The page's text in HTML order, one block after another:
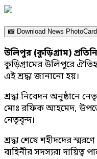
📸 Download News PhotoCard
উলিপুর (কুড়িগ্রাম)
কুড়িগ্রামের উলিপুরে
এই শ্রদ্ধা জানানো হয়।
শ্রদ্ধা নিবেদন অনুষ্ঠানে
মোঃ রফিক আহমেদ,
নেতৃবৃন্দ।
শ্রদ্ধা শেষে শহীদদের
বাহিনীর সদস্যরা দায়িত্ব